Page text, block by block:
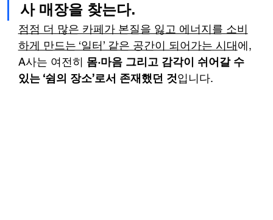
사 매장을 찾는다.
점점 더 많은 카페가 본질을 잃고 에너지를 소비
하게 만드는 ‘일터’ 같은 공간이 되어가는 시대에,
A사는 여전히 몸·마음 그리고 감각이 쉬어갈 수
있는 ‘쉼의 장소’로서 존재했던 것입니다.